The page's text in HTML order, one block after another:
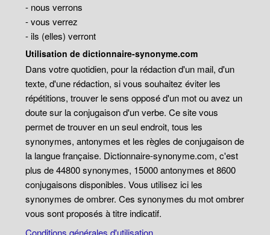
- nous verrons
- vous verrez
- ils (elles) verront
Utilisation de dictionnaire-synonyme.com
Dans votre quotidien, pour la rédaction d'un mail, d'un
texte, d'une rédaction, si vous souhaitez éviter les
répétitions, trouver le sens opposé d'un mot ou avez un
doute sur la conjugaison d'un verbe. Ce site vous
permet de trouver en un seul endroit, tous les
synonymes, antonymes et les règles de conjugaison de
la langue française. Dictionnaire-synonyme.com, c'est
plus de 44800 synonymes, 15000 antonymes et 8600
conjugaisons disponibles. Vous utilisez ici les
synonymes de ombrer. Ces synonymes du mot ombrer
vous sont proposés à titre indicatif.
Conditions générales d'utilisation